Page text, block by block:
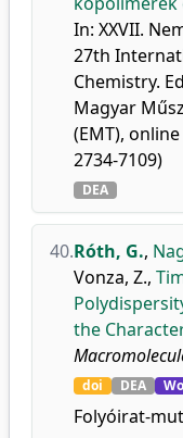
In: XXVII.
27th
Chemistry.
Magyar
(EMT),
2734-7109)
DEA
40.Róth, G.,
Vonza, Z.,
the
doi DEA
Folyóirat-